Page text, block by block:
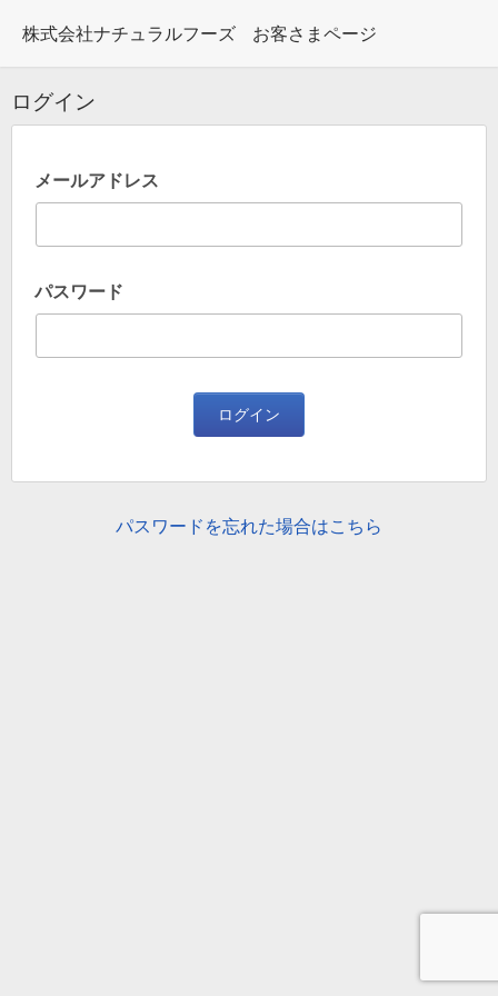
株式会社ナチュラルフーズ お客さまページ
ログイン
メールアドレス
パスワード
ログイン
パスワードを忘れた場合はこちら